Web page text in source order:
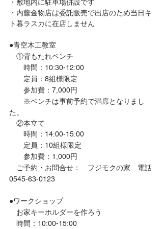
・敷地内に駐車場併設です
・内藤金物店は委託販売で出店のため当日キ
ト暮ラスカに在店しません
●青空木工教室
①背もたれベンチ
時間：10:30-12:00
定員：8組様限定
参加費：7,000円
※ベンチは事前予約で満席となりまし
た。
②本立て
時間：14:00-15:00
定員：10組様限定
参加費：1,000円
ご予約・お問合せ：　フジモクの家　電話
0545-63-0123
●ワークショップ
お家キーホルダーを作ろう
時間：10:00-15:00